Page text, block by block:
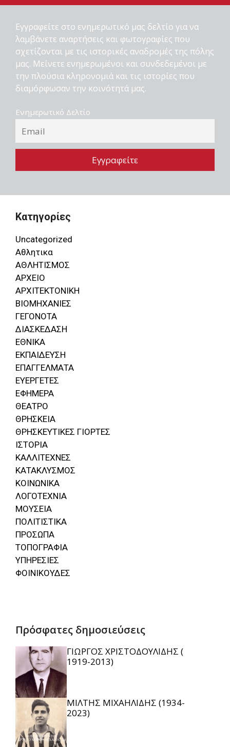
Εγγραφείτε στο ενημερωτικό μας δελτίο για να
λαμβάνετε αναρτήσεις και φωτογραφίες που
σχετίζονται με τις ιστορικές αναδρομές της πόλης
μας. Μείνετε ενημερωμένοι και συνδεδεμένοι με
την πλούσια κληρονομιά και τις ιστορίες που
διαμόρφωσαν την κοινότητά μας.
Ενημερωτικό Δελτίο
Κατηγορίες
Uncategorized
Αθλητικα
ΑΘΛΗΤΙΣΜΟΣ
ΑΡΧΕΙΟ
ΑΡΧΙΤΕΚΤΟΝΙΚΗ
ΒΙΟΜΗΧΑΝΙΕΣ
ΓΕΓΟΝΟΤΑ
ΔΙΑΣΚΕΔΑΣΗ
ΕΘΝΙΚΑ
ΕΚΠΑΙΔΕΥΣΗ
ΕΠΑΓΓΕΛΜΑΤΑ
ΕΥΕΡΓΕΤΕΣ
ΕΦΗΜΕΡΑ
ΘΕΑΤΡΟ
ΘΡΗΣΚΕΙΑ
ΘΡΗΣΚΕΥΤΙΚΕΣ ΓΙΟΡΤΕΣ
ΙΣΤΟΡΙΑ
ΚΑΛΛΙΤΕΧΝΕΣ
ΚΑΤΑΚΛΥΣΜΟΣ
ΚΟΙΝΩΝΙΚΑ
ΛΟΓΟΤΕΧΝΙΑ
ΜΟΥΣΕΙΑ
ΠΟΛΙΤΙΣΤΙΚΑ
ΠΡΟΣΩΠΑ
ΤΟΠΟΓΡΑΦΙΑ
ΥΠΗΡΕΣΙΕΣ
ΦΟΙΝΙΚΟΥΔΕΣ
Πρόσφατες δημοσιεύσεις
ΓΙΩΡΓΟΣ ΧΡΙΣΤΟΔΟΥΛΙΔΗΣ (
1919-2013)
ΜΙΛΤΗΣ ΜΙΧΑΗΛΙΔΗΣ (1934-
2023)